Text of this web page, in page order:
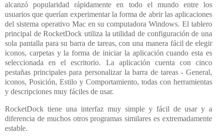
alcanzó popularidad rápidamente en todo el mundo entre los
usuarios que querían experimentar la forma de abrir las aplicaciones
del sistema operativo Mac en su computadora Windows. El tablero
principal de RocketDock utiliza la utilidad de configuración de una
sola pantalla para su barra de tareas, con una manera fácil de elegir
iconos, carpetas y la forma de iniciar la aplicación cuando esta es
seleccionada en el escritorio. La aplicación cuenta con cinco
pestañas principales para personalizar la barra de tareas - General,
iconos, Posición, Estilo y Comportamiento, todas con herramientas
y descripciones muy fáciles de usar.
RocketDock tiene una interfaz muy simple y fácil de usar y a
diferencia de muchos otros programas similares es extremadamente
estable.